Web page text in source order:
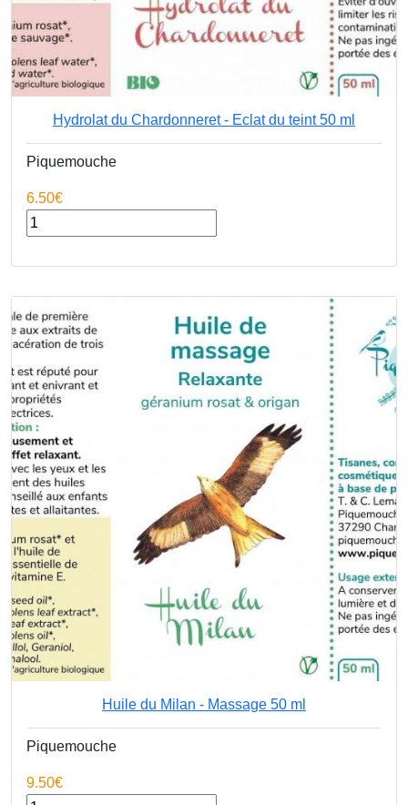
Hydrolat du Chardonneret - Eclat du teint 50 ml
Piquemouche
6.50€
Huile du Milan - Massage 50 ml
Piquemouche
9.50€